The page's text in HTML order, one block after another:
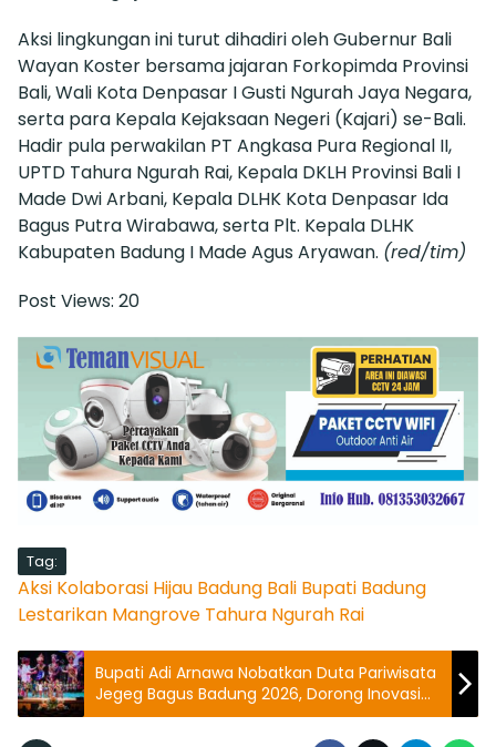
Aksi lingkungan ini turut dihadiri oleh Gubernur Bali
Wayan Koster bersama jajaran Forkopimda Provinsi
Bali, Wali Kota Denpasar I Gusti Ngurah Jaya Negara,
serta para Kepala Kejaksaan Negeri (Kajari) se-Bali.
Hadir pula perwakilan PT Angkasa Pura Regional II,
UPTD Tahura Ngurah Rai, Kepala DKLH Provinsi Bali I
Made Dwi Arbani, Kepala DLHK Kota Denpasar Ida
Bagus Putra Wirabawa, serta Plt. Kepala DLHK
Kabupaten Badung I Made Agus Aryawan. (red/tim)
Post Views: 20
Tag:
Aksi Kolaborasi Hijau Badung Bali Bupati Badung
Lestarikan Mangrove Tahura Ngurah Rai
Bupati Adi Arnawa Nobatkan Duta Pariwisata
Jegeg Bagus Badung 2026, Dorong Inovasi
Tanpa Tanggalkan Jati Diri